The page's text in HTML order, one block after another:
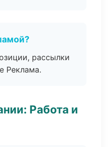
рассылки
Реклама.
Работа и